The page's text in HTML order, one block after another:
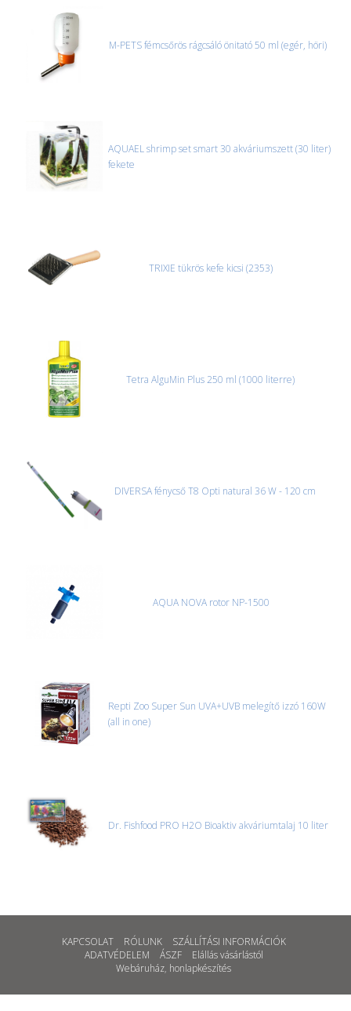
M-PETS fémcsőrös rágcsáló önitató 50 ml (egér, höri)
AQUAEL shrimp set smart 30 akváriumszett (30 liter)
fekete
TRIXIE tükrös kefe kicsi (2353)
Tetra AlguMin Plus 250 ml (1000 literre)
DIVERSA fénycső T8 Opti natural 36 W - 120 cm
AQUA NOVA rotor NP-1500
Repti Zoo Super Sun UVA+UVB melegítő izzó 160W
(all in one)
Dr. Fishfood PRO H2O Bioaktiv akváriumtalaj 10 liter
KAPCSOLAT RÓLUNK
SZÁLLÍTÁSI INFORMÁCIÓK
ADATVÉDELEM
ÁSZF
Elállás vásárlástól
Webáruház, honlapkészítés